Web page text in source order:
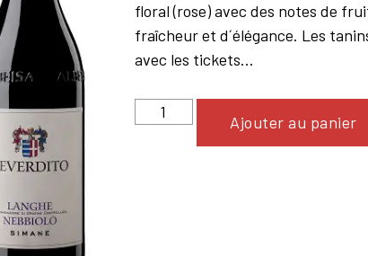
floral (rose) avec des notes de
fraîcheur et d´élégance. Les
avec les tickets...
Ajouter au panier